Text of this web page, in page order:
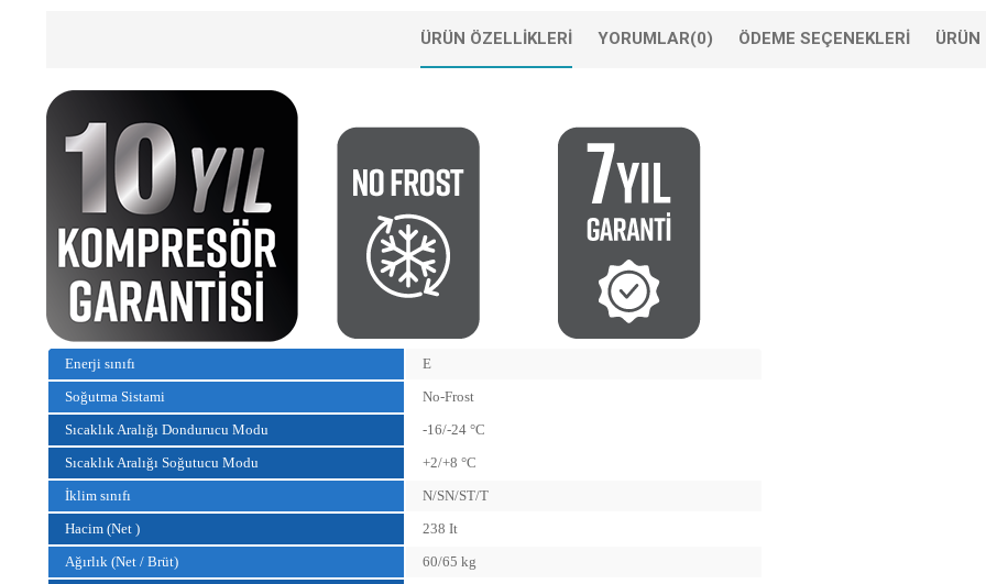
ÜRÜN ÖZELLIKLERI YORUMLAR(0) ÖDEME SEÇENEKLERI ÜRÜN
Enerji sınıfı
E
Soğutma Sistami
No-Frost
Sıcaklık Aralığı Dondurucu Modu
-16/-24 °C
Sıcaklık Aralığı Soğutucu Modu
+2/+8 °C
İklim sınıfı
N/SN/ST/T
Hacim (Net )
238 It
Ağırlık (Net / Brüt)
60/65 kg